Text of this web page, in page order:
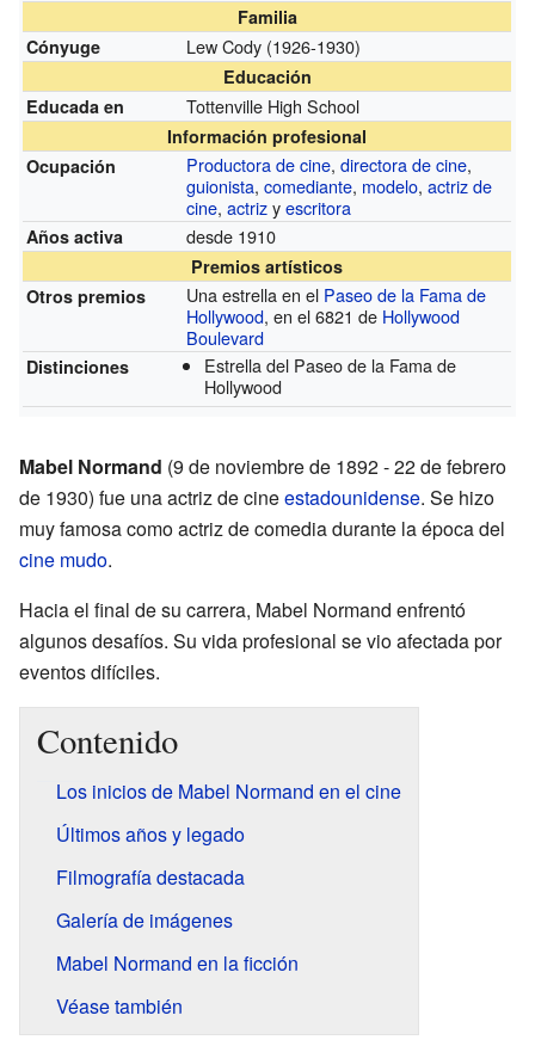
Familia
Cónyuge
Lew Cody (1926-1930)
Educación
Educada en
Tottenville High School
Información profesional
Ocupación
Productora de cine,directora de cine,
guionista,comediante, modelo,actriz de
cine,actrizyescritora
Años activa desde 1910
Premios artísticos
Otros premios
Una estrella en el Paseo de la Fama de
Hollywood, en el 6821 de Hollywood
Boulevard
Distinciones
Estrella del Paseo de la Fama de
Hollywood
Mabel Normand (9 de noviembre de 1892 - 22 de febrero
de 1930) fue una actriz de cineestadounidense. Se hizo
muy famosa como actriz de comedia durante la época del
cine mudo.
Hacia el final de su carrera, Mabel Normand enfrentó
algunos desafíos. Su vida profesional se vio afectada por
eventos difíciles.
Contenido
Los inicios de Mabel Normand en el cine
Últimos años y legado
Filmografía destacada
Galería de imágenes
Mabel Normand en la ficción
Véase también